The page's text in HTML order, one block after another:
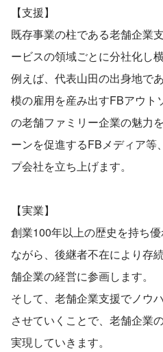
【支援】
既存事業の柱である老舗企業
ービスの領域ごとに分社化し
例えば、代表山田の出身地で
模の雇用を産み出すFBアウト
の老舗ファミリー企業の魅力
ーンを促進するFBメディア等
プ会社を立ち上げます。
【実業】
創業100年以上の歴史を持ち
ながら、後継者不在により存
舗企業の経営に参画します。
そして、老舗企業支援でノウ
させていくことで、老舗企業
実現していきます。